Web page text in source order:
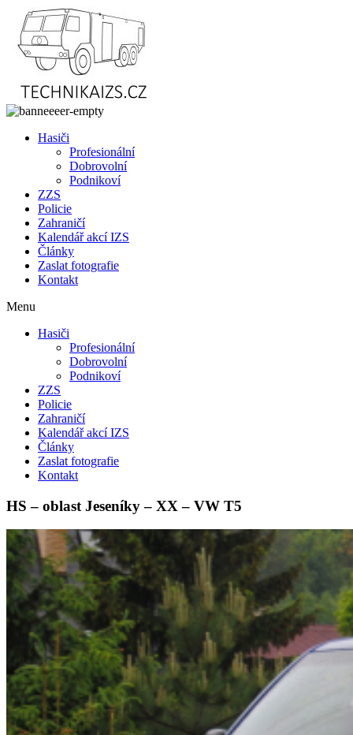
Přejít
obsahu
Hasiči
Profesionální
Dobrovolní
Podnikoví
ZZS
Policie
Zahraničí
Kalendář akcí IZS
Články
Zaslat fotografie
Kontakt
Menu
Hasiči
Profesionální
Dobrovolní
Podnikoví
ZZS
Policie
Zahraničí
Kalendář akcí IZS
Články
Zaslat fotografie
Kontakt
HS – oblast Jeseníky – XX – VW T5